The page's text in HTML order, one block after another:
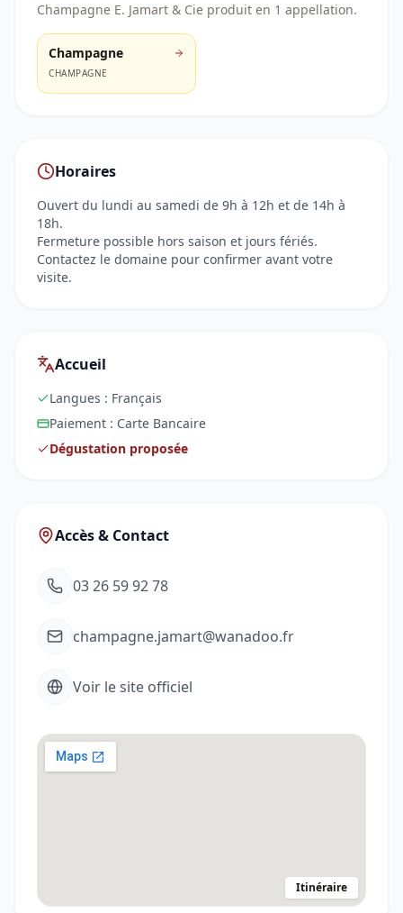
Champagne E. Jamart & Cie produit en 1 appellation.
Champagne
CHAMPAGNE
Horaires
Ouvert du lundi au samedi de 9h à 12h et de 14h à
18h.
Fermeture possible hors saison et jours fériés.
Contactez le domaine pour confirmer avant votre
visite.
Accueil
Langues : Français
Paiement : Carte Bancaire
Dégustation proposée
Accès & Contact
03 26 59 92 78
champagne.jamart@wanadoo.fr
Voir le site officiel
Itinéraire